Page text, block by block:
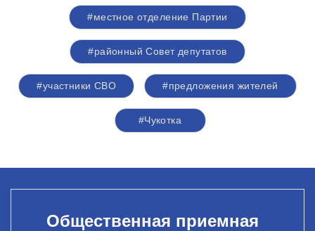
#местное отделение Партии
#районный Совет депутатов
#участники СВО #предложения жителей
#Чукотка
Общественная приемная